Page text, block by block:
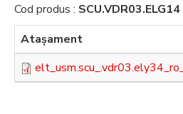
Cod produs : SCU.VDR03.ELG14
Ataşament